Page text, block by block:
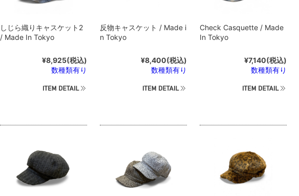
しじら織りキャスケット2
/ Made In Tokyo
¥8,925(税込)
数種類有り
反物キャスケット / Made i
n Tokyo
¥8,400(税込)
数種類有り
Check Casquette / Made
In Tokyo
¥7,140(税込)
数種類有り